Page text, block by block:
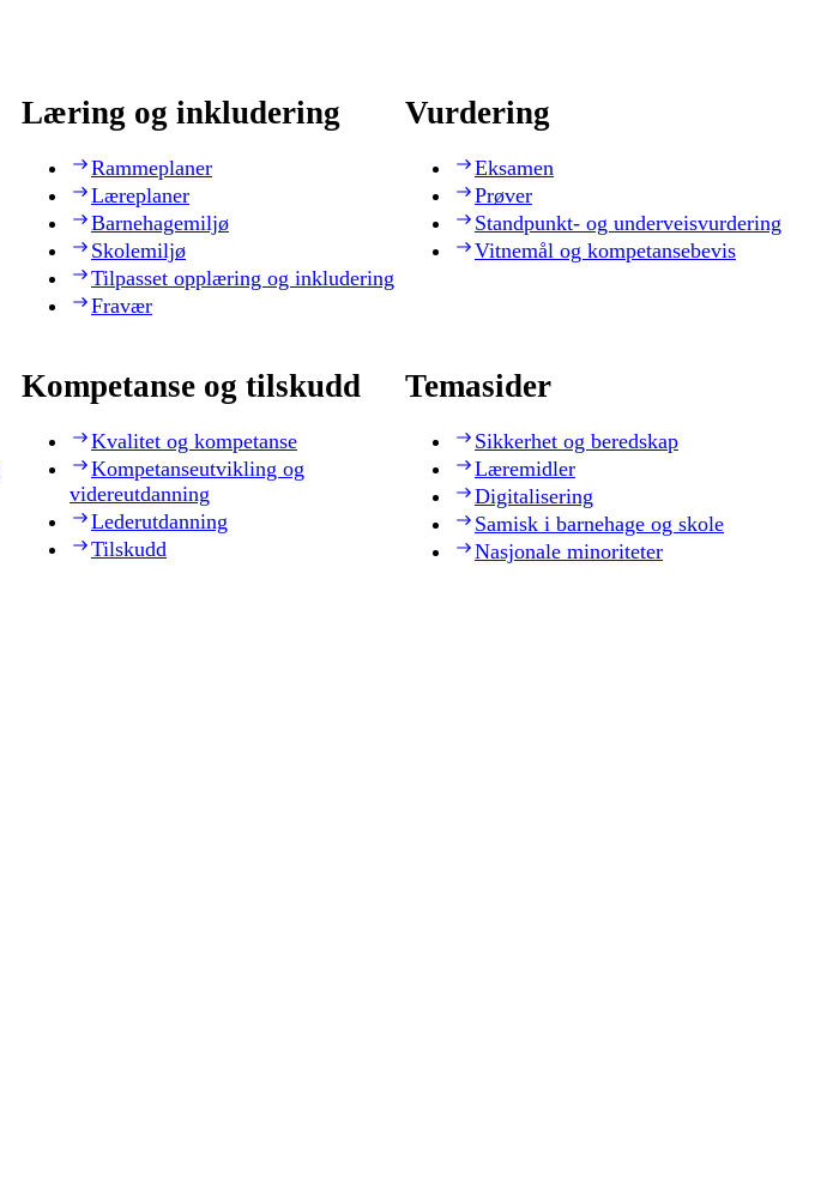
Læring og inkludering
Rammeplaner
Læreplaner
Barnehagemiljø
Skolemiljø
Tilpasset opplæring og inkludering
Fravær
Vurdering
Eksamen
Prøver
Standpunkt- og underveisvurdering
Vitnemål og kompetansebevis
Kompetanse og tilskudd
Kvalitet og kompetanse
Kompetanseutvikling og
videreutdanning
Lederutdanning
Tilskudd
Temasider
Sikkerhet og beredskap
Læremidler
Digitalisering
Samisk i barnehage og skole
Nasjonale minoriteter